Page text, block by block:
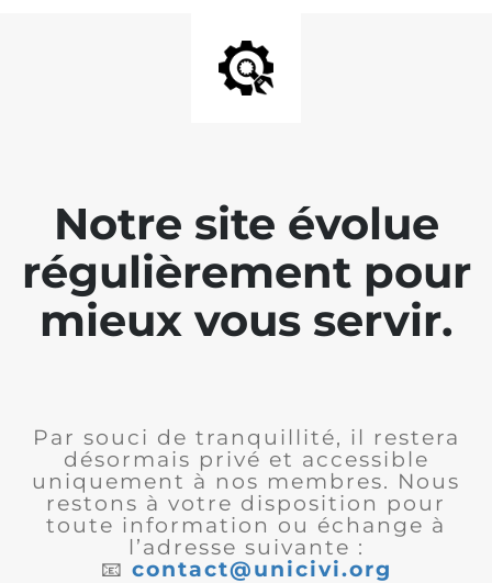
Notre site évolue
régulièrement pour
mieux vous servir.
Par souci de tranquillité, il restera
désormais privé et accessible
uniquement à nos membres. Nous
restons à votre disposition pour
toute information ou échange à
l’adresse suivante :
📧 contact@unicivi.org